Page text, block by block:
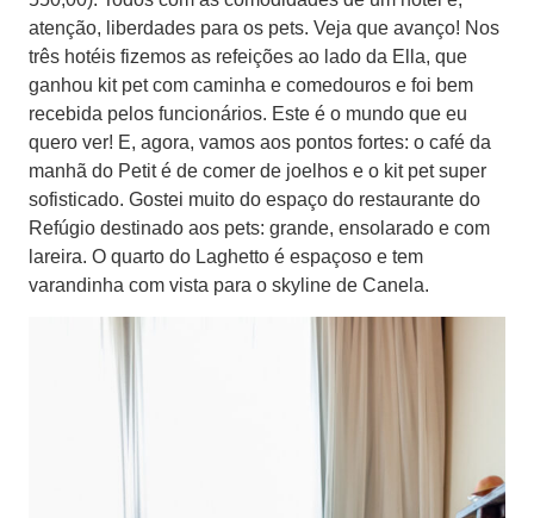
atenção, liberdades para os pets. Veja que avanço! Nos
três hotéis fizemos as refeições ao lado da Ella, que
ganhou kit pet com caminha e comedouros e foi bem
recebida pelos funcionários. Este é o mundo que eu
quero ver! E, agora, vamos aos pontos fortes: o café da
manhã do Petit é de comer de joelhos e o kit pet super
sofisticado. Gostei muito do espaço do restaurante do
Refúgio destinado aos pets: grande, ensolarado e com
lareira. O quarto do Laghetto é espaçoso e tem
varandinha com vista para o skyline de Canela.